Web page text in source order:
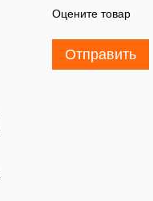
Оцените товар
Отправить